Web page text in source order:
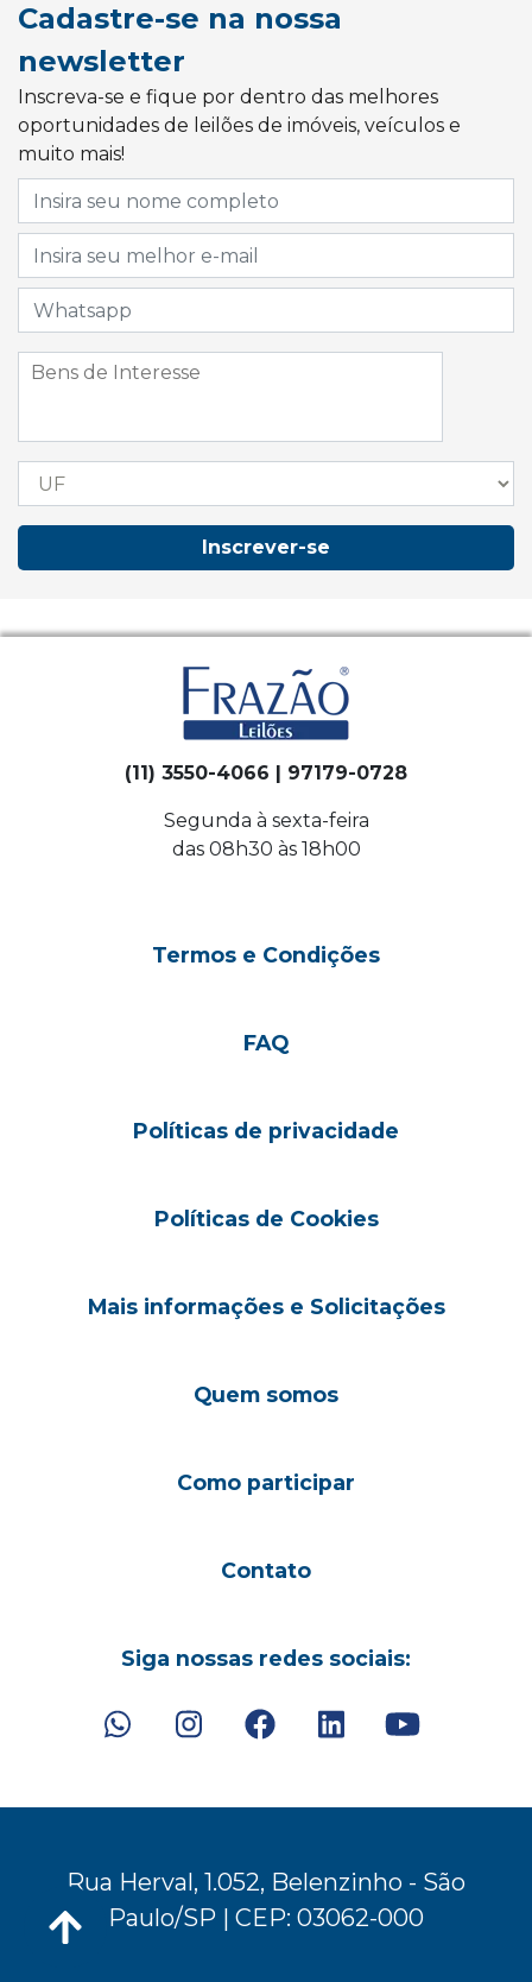
Cadastre-se na nossa
newsletter
Inscreva-se e fique por dentro das melhores
oportunidades de leilões de imóveis, veículos e
muito mais!
Inscrever-se
(11) 3550-4066 | 97179-0728
Segunda à sexta-feira
das 08h30 às 18h00
Termos e Condições
FAQ
Políticas de privacidade
Políticas de Cookies
Mais informações e Solicitações
Quem somos
Como participar
Contato
Siga nossas redes sociais:
Rua Herval, 1.052, Belenzinho - São
Paulo/SP | CEP: 03062-000